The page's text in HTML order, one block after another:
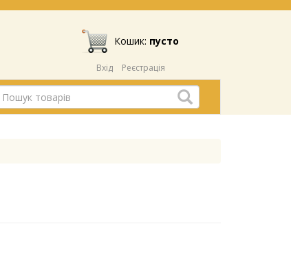
Кошик: пусто
Вхід Реєстрація